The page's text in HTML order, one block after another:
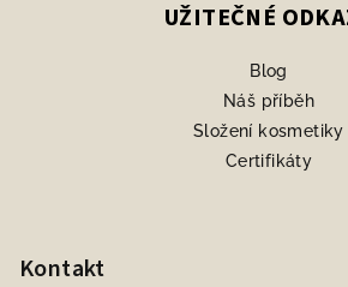
UŽITEČNÉ
Blog
Náš příběh
Složení kosmetiky
Certifikáty
Kontakt